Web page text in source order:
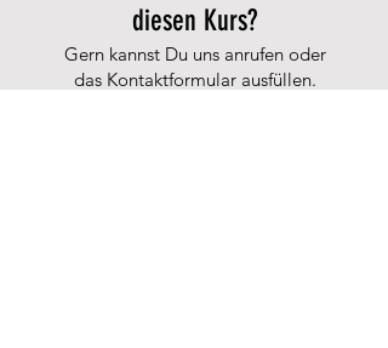
diesen Kurs?
Gern kannst Du uns anrufen oder
das Kontaktformular ausfüllen.